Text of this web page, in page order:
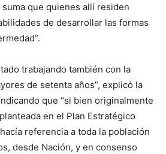
que quienes allí residen
de desarrollar las formas
trabajando también con la
de setenta años”, explicó la
que “si bien originalmente
en el Plan Estratégico
referencia a toda la población
desde Nación, y en consenso